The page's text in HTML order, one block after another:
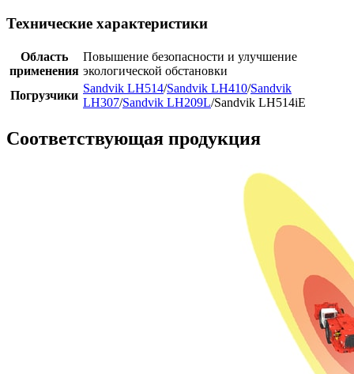
Технические характеристики
Область
применения
Повышение безопасности и улучшение
экологической обстановки
Погрузчики
Sandvik LH514/Sandvik LH410/Sandvik
LH307/Sandvik LH209L/Sandvik LH514iE
Соответствующая продукция